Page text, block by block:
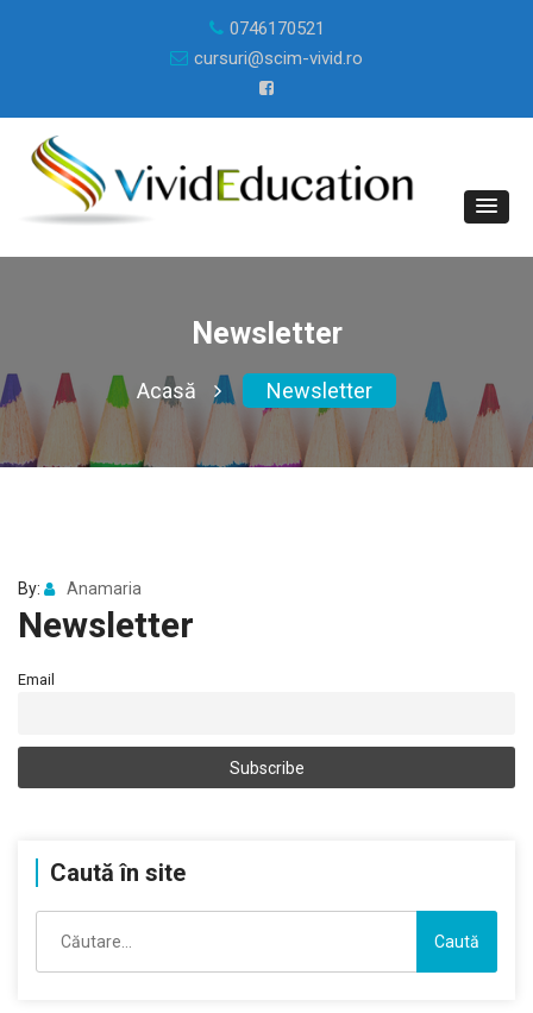
0746170521
cursuri@scim-vivid.ro
Newsletter
Acasă Newsletter
By: Anamaria
Newsletter
Email
Caută în site
după: